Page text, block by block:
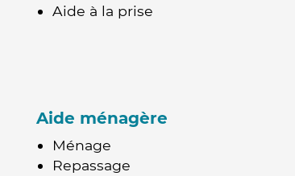
Aide à la prise
Aide ménagère
Ménage
Repassage